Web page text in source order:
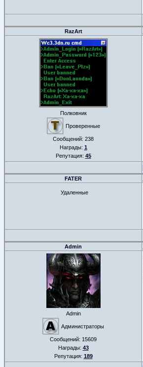
RazArt
Полковник
Проверенные
Сообщений: 238
Награды: 1
Репутация: 45
FATER
Удаленные
Admin
Admin
Администраторы
Сообщений: 15609
Награды: 43
Репутация: 189